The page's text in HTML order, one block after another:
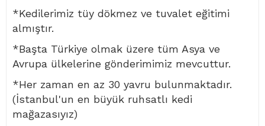
*Kedilerimiz tüy dökmez ve tuvalet eğitimi
almıştır.
*Başta Türkiye olmak üzere tüm Asya ve
Avrupa ülkelerine gönderimimiz mevcuttur.
*Her zaman en az 30 yavru bulunmaktadır.
(İstanbul'un en büyük ruhsatlı kedi
mağazasıyız)